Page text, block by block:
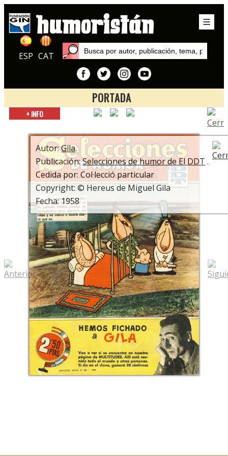
ESP CAT
PORTADA
Inicio
¿Está la Risa? ¡Que se ponga! Centenario Miguel Gila
+ INFO
Autor:Gila.
Publicación:Selecciones de humor de El DDT .
Cedida por: Col·lecció particular
Copyright: © Hereus de Miguel Gila
Fecha: 1958